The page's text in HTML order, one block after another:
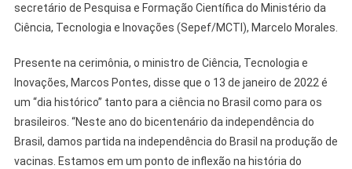
secretário de Pesquisa e Formação Científica do Ministério da
Ciência, Tecnologia e Inovações (Sepef/MCTI), Marcelo Morales.
Presente na cerimônia, o ministro de Ciência, Tecnologia e
Inovações, Marcos Pontes, disse que o 13 de janeiro de 2022 é
um “dia histórico” tanto para a ciência no Brasil como para os
brasileiros. “Neste ano do bicentenário da independência do
Brasil, damos partida na independência do Brasil na produção de
vacinas. Estamos em um ponto de inflexão na história do